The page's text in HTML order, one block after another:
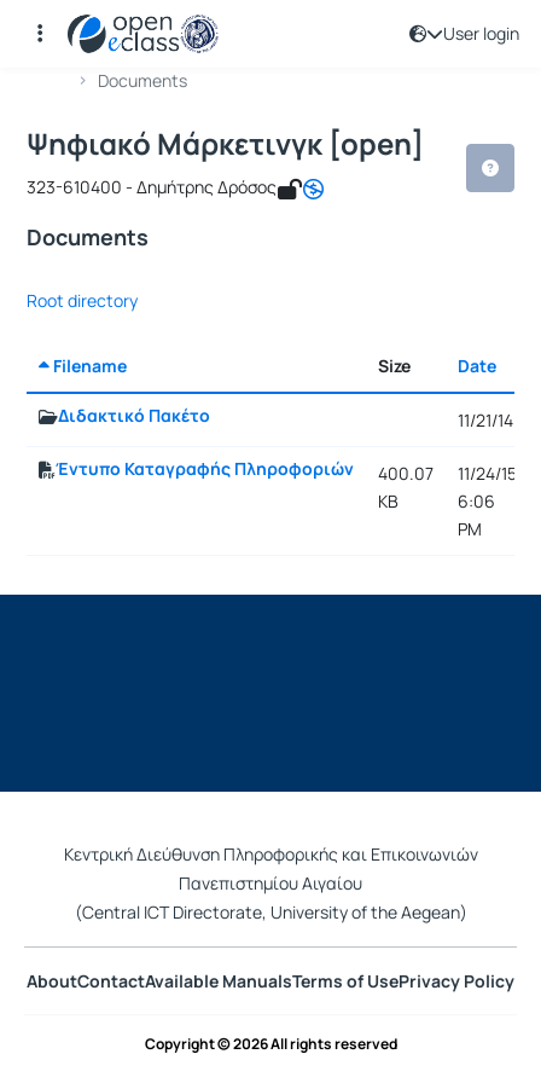
User login
Αρχική Σελίδα
Documents
Course : Ψηφιακό Μάρκετινγκ [open]
Course code : ICSD114
Ψηφιακό Μάρκετινγκ [open]
323-610400 - Δημήτρης Δρόσος
Documents
Root directory
Filename Size Date
Διδακτικό Πακέτο 11/21/14
Έντυπο Καταγραφής Πληροφοριών
400.07
KB
11/24/15,
6:06
PM
Κεντρική Διεύθυνση Πληροφορικής και Επικοινωνιών
Πανεπιστημίου Αιγαίου
(Central ICT Directorate, University of the Aegean)
AboutContactAvailable ManualsTerms of UsePrivacy Policy
Copyright © 2026 All rights reserved